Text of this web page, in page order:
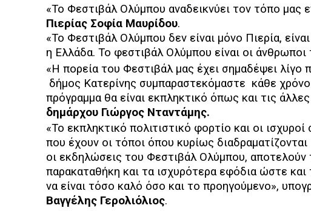
«Το Φεστιβάλ Ολύμπου αναδεικνύει τον τόπο μας
Πιερίας Σοφία Μαυρίδου.
«Το Φεστιβάλ Ολύμπου δεν είναι μόνο Πιερία,
η Ελλάδα. Το φεστιβάλ Ολύμπου είναι οι άνθρωποι
«Η πορεία του Φεστιβάλ μας έχει σημαδέψει λίγο
δήμος Κατερίνης συμπαραστεκόμαστε κάθε χρόνο
πρόγραμμα θα είναι εκπληκτικό όπως και τις
δημάρχου Γιώργος Νταντάμης.
«Το εκπληκτικό πολιτιστικό φορτίο και οι ισχυροί
που έχουν οι τόποι όπου κυρίως διαδραματίζονται
οι εκδηλώσεις του Φεστιβάλ Ολύμπου, αποτελούν
παρακαταθήκη και τα ισχυρότερα εφόδια ώστε
να είναι τόσο καλό όσο και το προηγούμενο»,
Βαγγέλης Γερολιόλιος.